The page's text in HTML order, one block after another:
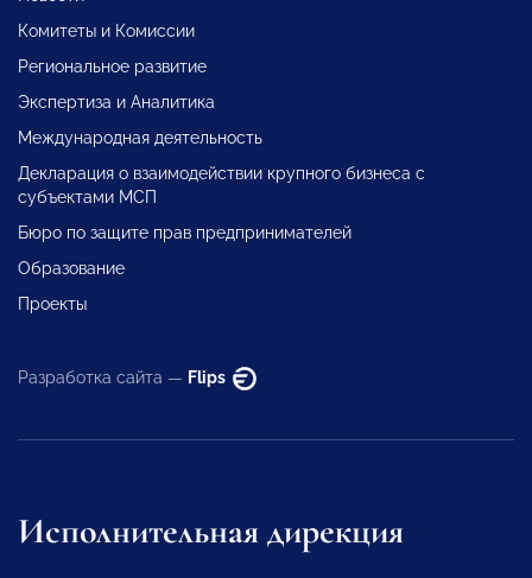
Комитеты и Комиссии
Региональное развитие
Экспертиза и Аналитика
Международная деятельность
Декларация о взаимодействии крупного бизнеса с
субъектами МСП
Бюро по защите прав предпринимателей
Образование
Проекты
Разработка сайта — Flips
Исполнительная дирекция